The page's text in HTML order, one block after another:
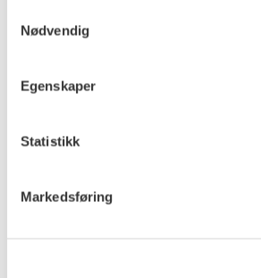
Nødvendig
Egenskaper
Statistikk
Markedsføring
11
papir
Signert med blyant nede t.h.: Edv Munch